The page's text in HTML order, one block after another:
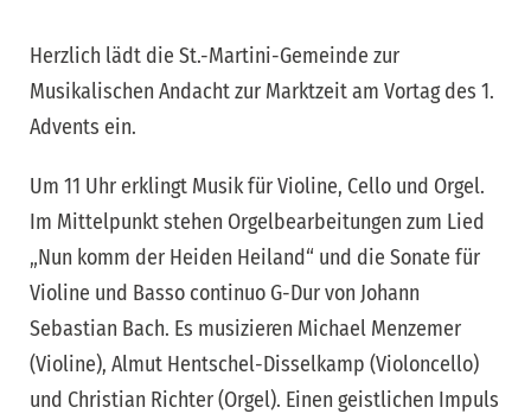
Herzlich lädt die St.-Martini-Gemeinde zur
Musikalischen Andacht zur Marktzeit am Vortag des 1.
Advents ein.
Um 11 Uhr erklingt Musik für Violine, Cello und Orgel.
Im Mittelpunkt stehen Orgelbearbeitungen zum Lied
„Nun komm der Heiden Heiland“ und die Sonate für
Violine und Basso continuo G-Dur von Johann
Sebastian Bach. Es musizieren Michael Menzemer
(Violine), Almut Hentschel-Disselkamp (Violoncello)
und Christian Richter (Orgel). Einen geistlichen Impuls